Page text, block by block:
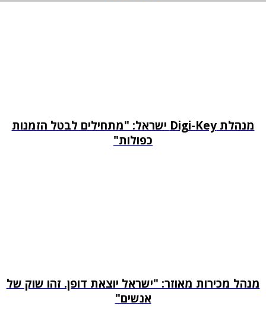
מנהלת Digi-Key ישראל: "מתחילים לבטל הזמנות
כפולות"
מנהל מכירות מאוזר: "ישראל יוצאת דופן. זהו שוק של
אנשים"